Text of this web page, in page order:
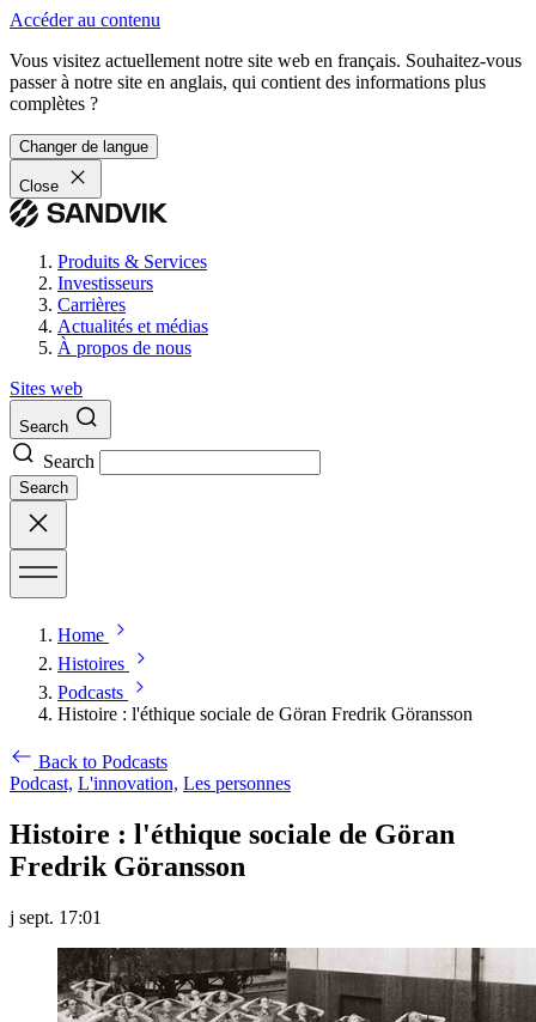
Accéder au contenu
Vous visitez actuellement notre site web en français. Souhaitez-vous
passer à notre site en anglais, qui contient des informations plus
complètes ?
Changer de langue
Close
Produits & Services
Investisseurs
Carrières
Actualités et médias
À propos de nous
Sites web
Search
Search
Search
Home
Histoires
Podcasts
Histoire : l'éthique sociale de Göran Fredrik Göransson
Back to Podcasts
Podcast, L'innovation, Les personnes
Histoire : l'éthique sociale de Göran
Fredrik Göransson
j sept. 17:01